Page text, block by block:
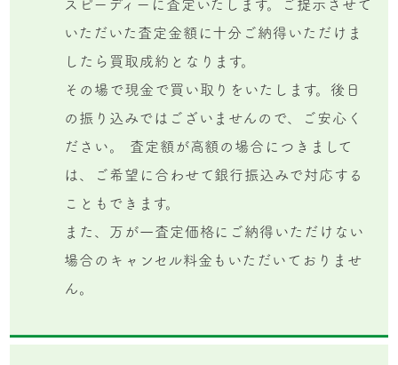
スピーディーに査定いたします。ご提示させて
いただいた査定金額に十分ご納得いただけま
したら買取成約となります。
その場で現金で買い取りをいたします。後日
の振り込みではございませんので、ご安心く
ださい。 査定額が高額の場合につきまして
は、ご希望に合わせて銀行振込みで対応する
こともできます。
また、万が一査定価格にご納得いただけない
場合のキャンセル料金もいただいておりませ
ん。